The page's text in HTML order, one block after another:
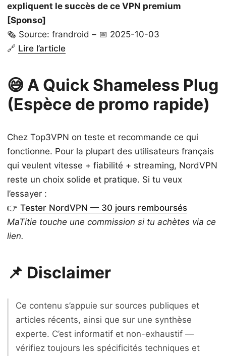
expliquent le succès de ce VPN premium
[Sponso]
🗞️ Source: frandroid – 📅 2025-10-03
🔗 Lire l’article
😅 A Quick Shameless Plug
(Espèce de promo rapide)
Chez Top3VPN on teste et recommande ce qui
fonctionne. Pour la plupart des utilisateurs français
qui veulent vitesse + fiabilité + streaming, NordVPN
reste un choix solide et pratique. Si tu veux
l’essayer :
👉 Tester NordVPN — 30 jours remboursés
MaTitie touche une commission si tu achètes via ce
lien.
📌 Disclaimer
Ce contenu s’appuie sur sources publiques et
articles récents, ainsi que sur une synthèse
experte. C’est informatif et non-exhaustif —
vérifiez toujours les spécificités techniques et